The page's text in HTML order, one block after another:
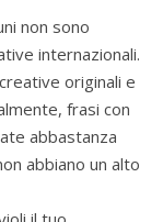
non sono
internazionali.
originali e
frasi con
abbastanza
abbiano un alto